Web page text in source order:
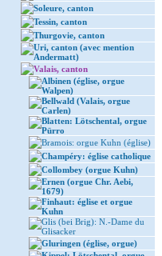
Soleure, canton
Tessin, canton
Thurgovie, canton
Uri, canton (avec mention
Andermatt)
Valais, canton
Albinen (église, orgue
Walpen)
Bellwald (Valais, orgue
Carlen)
Blatten: Lötschental, orgue
Pürro
Bramois: orgue Kuhn (église)
Champéry: église catholique
Collombey (orgue Kuhn)
Ernen (orgue Chr. Aebi,
1679)
Finhaut: église et orgue
Kuhn
Glis (bei Brig): N.-Dame du
Glisacker
Gluringen (église, orgue)